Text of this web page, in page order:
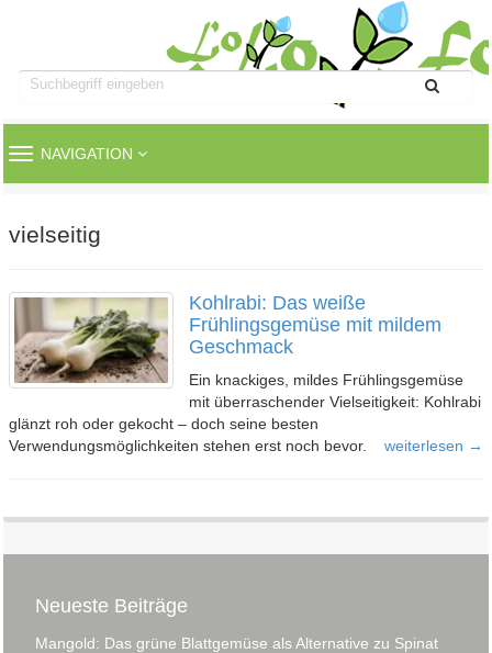
TOGGLE
NAVIGATION
vielseitig
Kohlrabi: Das weiße
Frühlingsgemüse mit mildem
Geschmack
Ein knackiges, mildes Frühlingsgemüse
mit überraschender Vielseitigkeit: Kohlrabi
glänzt roh oder gekocht – doch seine besten
Verwendungsmöglichkeiten stehen erst noch bevor.
weiterlesen →
Neueste Beiträge
Mangold: Das grüne Blattgemüse als Alternative zu Spinat